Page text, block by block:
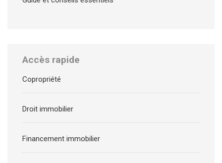
Accès rapide
Copropriété
Droit immobilier
Financement immobilier